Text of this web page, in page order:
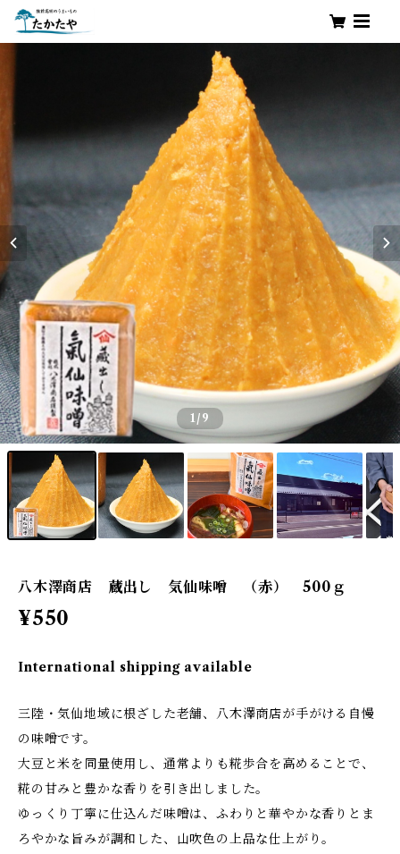
1/9
八木澤商店 蔵出し 気仙味噌 （赤） 500ｇ
¥550
International shipping available
三陸・気仙地域に根ざした老舗、八木澤商店が手がける自慢
の味噌です。
大豆と米を同量使用し、通常よりも糀歩合を高めることで、
糀の甘みと豊かな香りを引き出しました。
ゆっくり丁寧に仕込んだ味噌は、ふわりと華やかな香りとま
ろやかな旨みが調和した、山吹色の上品な仕上がり。